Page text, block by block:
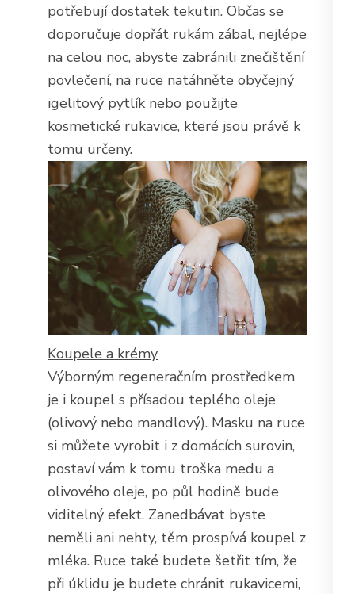
potřebují dostatek tekutin. Občas se
doporučuje dopřát rukám zábal, nejlépe
na celou noc, abyste zabránili znečištění
povlečení, na ruce natáhněte obyčejný
igelitový pytlík nebo použijte
kosmetické rukavice, které jsou právě k
tomu určeny.
Koupele a krémy
Výborným regeneračním prostředkem
je i koupel s přísadou teplého oleje
(olivový nebo mandlový). Masku na ruce
si můžete vyrobit i z domácích surovin,
postaví vám k tomu troška medu a
olivového oleje, po půl hodině bude
viditelný efekt. Zanedbávat byste
neměli ani nehty, těm prospívá koupel z
mléka. Ruce také budete šetřit tím, že
při úklidu je budete chránit rukavicemi,